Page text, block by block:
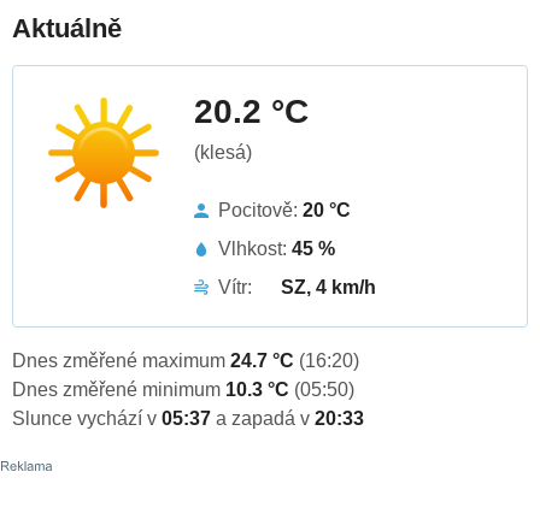
Aktuálně
20.2 °C
(klesá)
Pocitově: 20 °C
Vlhkost: 45 %
Vítr:
SZ, 4 km/h
Dnes změřené maximum 24.7 °C (16:20)
Dnes změřené minimum 10.3 °C (05:50)
Slunce vychází v 05:37 a zapadá v 20:33